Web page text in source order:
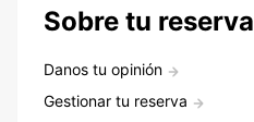
Sobre tu reserva
Danos tu opinión
Gestionar tu reserva